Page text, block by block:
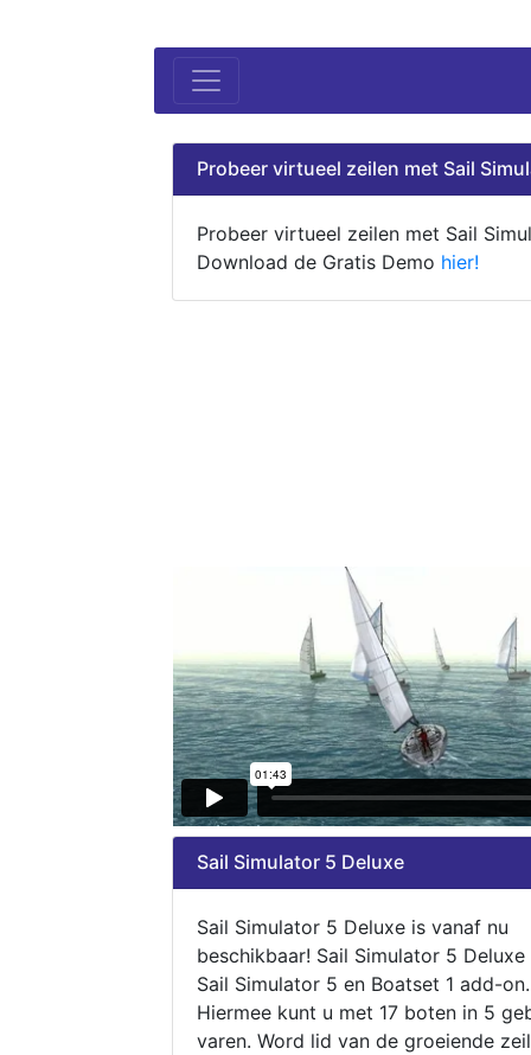
Probeer virtueel zeilen met Sail
Probeer virtueel zeilen met Sail
Download de Gratis Demo hier!
Sail Simulator 5 Deluxe
Sail Simulator 5 Deluxe is vanaf nu
beschikbaar! Sail Simulator 5
Sail Simulator 5 en Boatset 1 add-on.
Hiermee kunt u met 17 boten in 5
varen. Word lid van de groeiende zeil